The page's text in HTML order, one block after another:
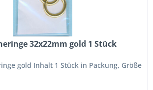
32x22mm gold 1 Stück
gold Inhalt 1 Stück in Packung, Größe